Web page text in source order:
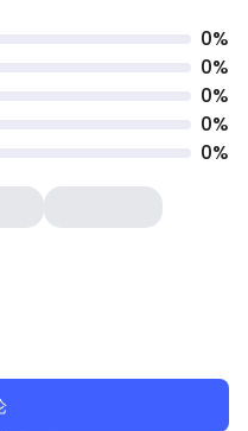
0%
0%
0%
0%
0%